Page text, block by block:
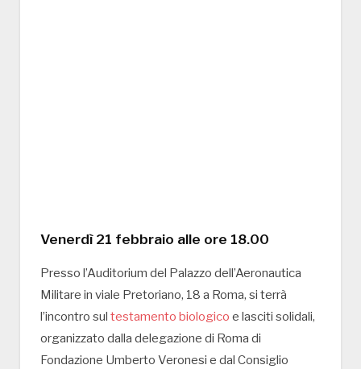
Venerdì 21 febbraio alle ore 18.00
Presso l’Auditorium del Palazzo dell’Aeronautica
Militare in viale Pretoriano, 18 a Roma, si terrà
l’incontro sul testamento biologico e lasciti solidali,
organizzato dalla delegazione di Roma di
Fondazione Umberto Veronesi e dal Consiglio